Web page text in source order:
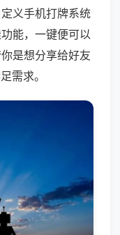
义手机打牌系统
能，一键便可以
是想分享给好友
需求。